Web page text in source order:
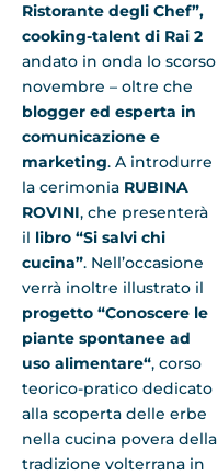
Ristorante degli Chef”,
cooking-talent di Rai 2
andato in onda lo scorso
novembre – oltre che
blogger ed esperta in
comunicazione e
marketing. A introdurre
la cerimonia RUBINA
ROVINI, che presenterà
il libro “Si salvi chi
cucina”. Nell’occasione
verrà inoltre illustrato il
progetto “Conoscere le
piante spontanee ad
uso alimentare“, corso
teorico-pratico dedicato
alla scoperta delle erbe
nella cucina povera della
tradizione volterrana in